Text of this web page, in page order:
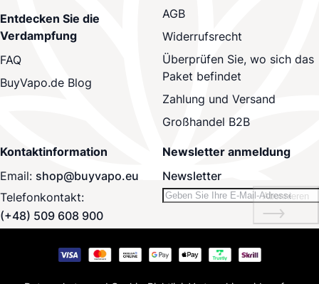
Entdecken Sie die
Verdampfung
FAQ
BuyVapo.de Blog
AGB
Widerrufsrecht
Überprüfen Sie, wo sich das
Paket befindet
Zahlung und Versand
Großhandel B2B
Kontaktinformation
Email: shop@buyvapo.eu
Telefonkontakt:
(+48) 509 608 900
Newsletter anmeldung
Newsletter
Abonnieren